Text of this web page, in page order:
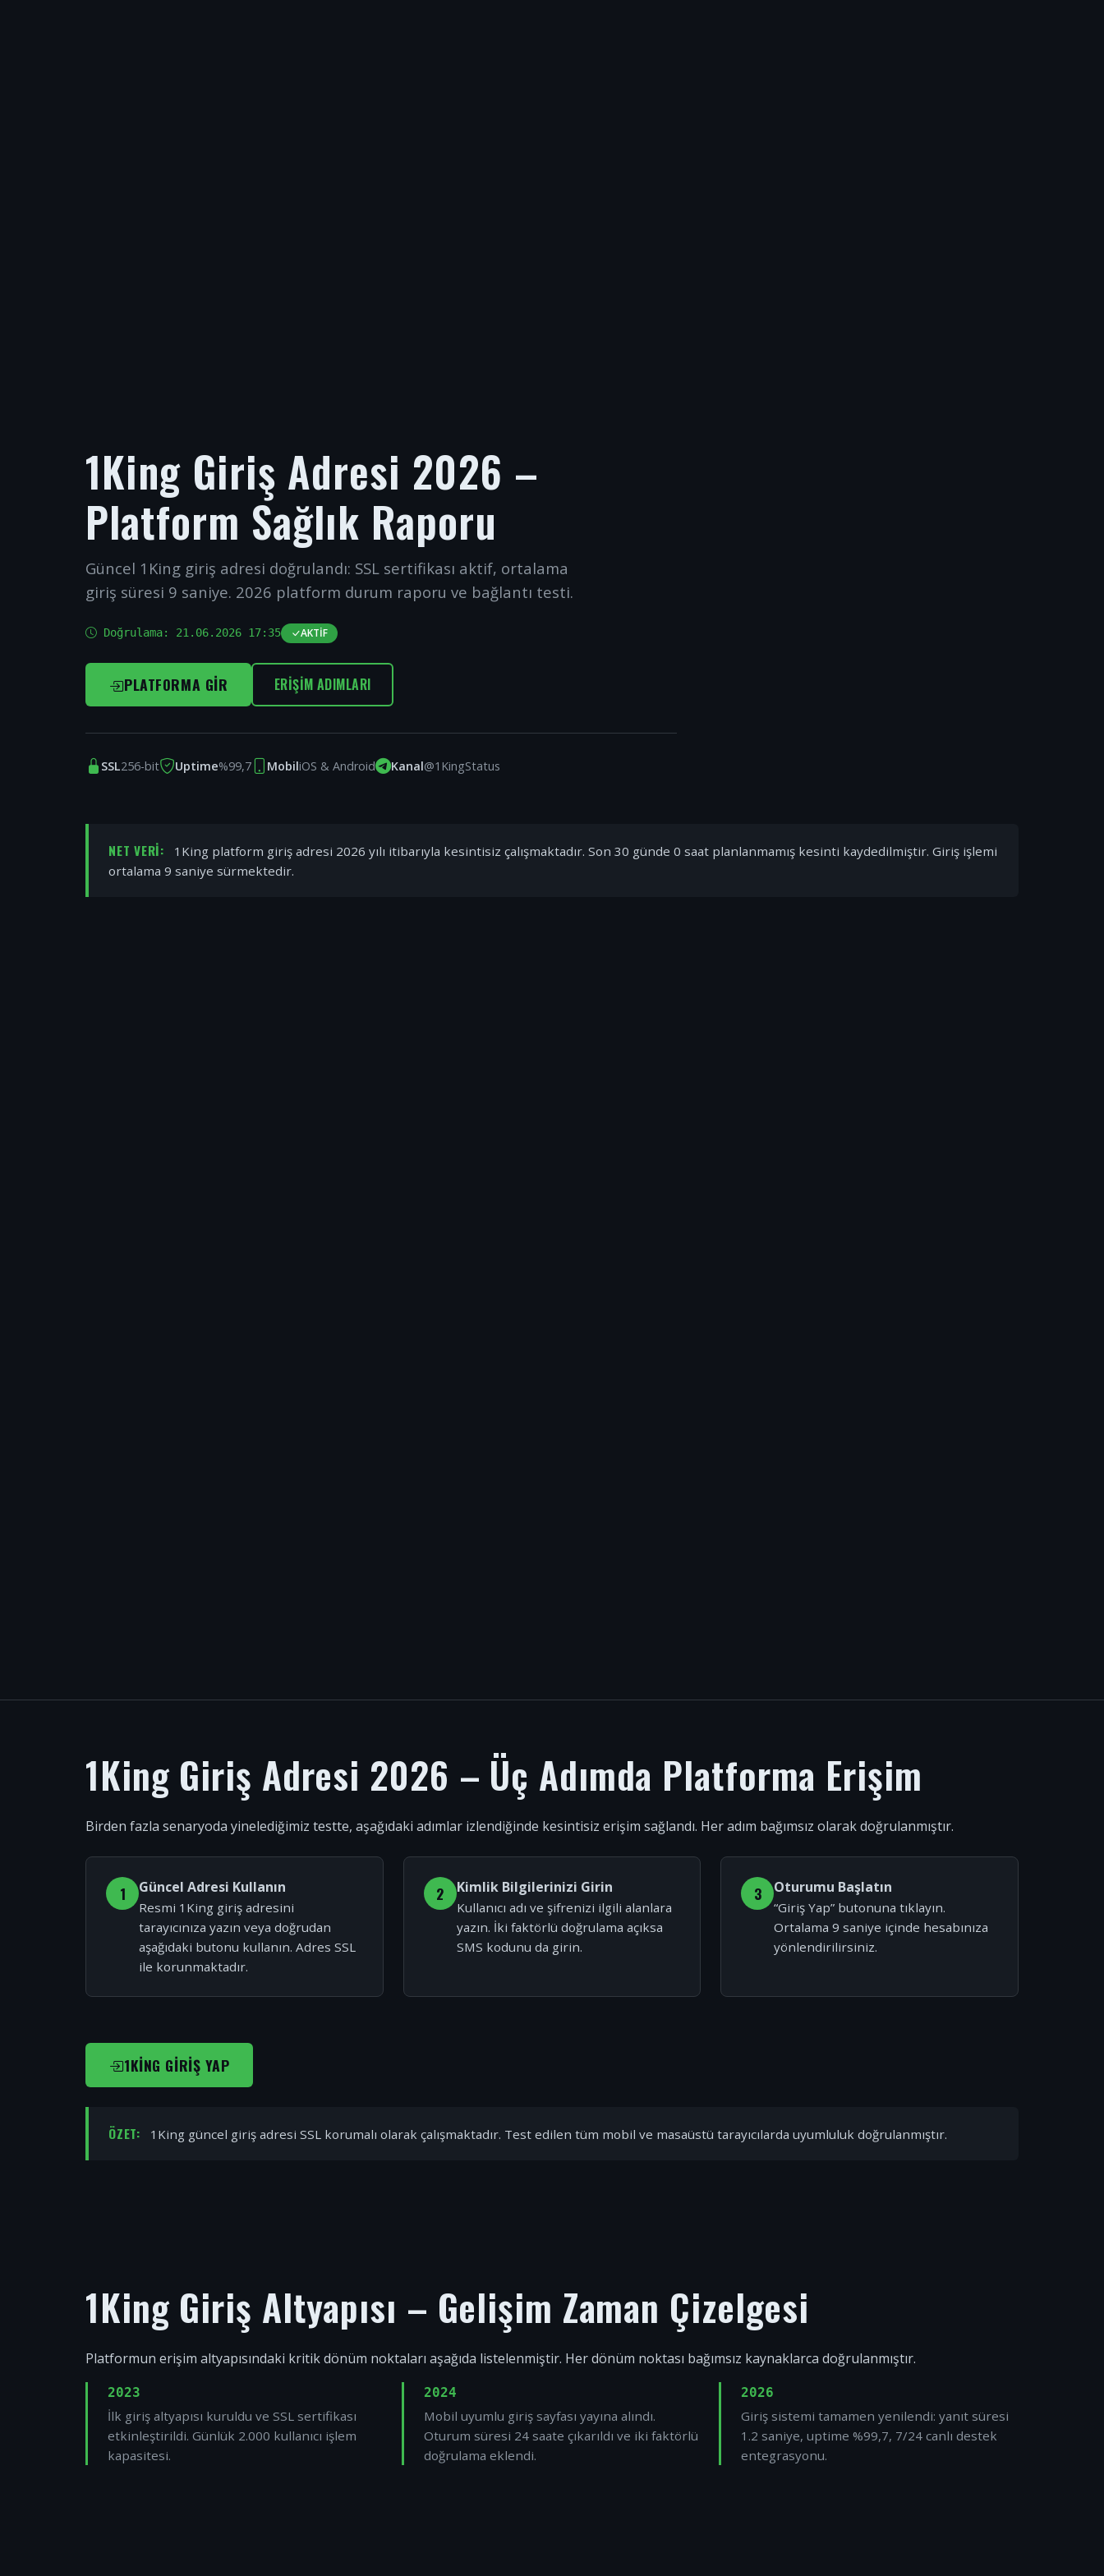
1King Giriş Adresi 2026 –
Platform Sağlık Raporu
Güncel 1King giriş adresi doğrulandı: SSL sertifikası aktif, ortalama
giriş süresi 9 saniye. 2026 platform durum raporu ve bağlantı testi.
Doğrulama: 21.06.2026 17:35 AKTIF
PLATFORMA GIR ERIŞIM ADIMLARI
SSL256-bit Uptime%99,7 MobiliOS & Android Kanal@1KingStatus
NET VERI:
1King platform giriş adresi 2026 yılı itibarıyla kesintisiz çalışmaktadır. Son 30 günde 0 saat planlanmamış kesinti kaydedilmiştir. Giriş işlemi
ortalama 9 saniye sürmektedir.
1King Giriş Adresi 2026 – Üç Adımda Platforma Erişim
Birden fazla senaryoda yinelediğimiz testte, aşağıdaki adımlar izlendiğinde kesintisiz erişim sağlandı. Her adım bağımsız olarak doğrulanmıştır.
1 Güncel Adresi Kullanın
Resmi 1King giriş adresini
tarayıcınıza yazın veya doğrudan
aşağıdaki butonu kullanın. Adres SSL
ile korunmaktadır.
2 Kimlik Bilgilerinizi Girin
Kullanıcı adı ve şifrenizi ilgili alanlara
yazın. İki faktörlü doğrulama açıksa
SMS kodunu da girin.
3 Oturumu Başlatın
“Giriş Yap” butonuna tıklayın.
Ortalama 9 saniye içinde hesabınıza
yönlendirilirsiniz.
1KING GIRIŞ YAP
ÖZET: 1King güncel giriş adresi SSL korumalı olarak çalışmaktadır. Test edilen tüm mobil ve masaüstü tarayıcılarda uyumluluk doğrulanmıştır.
1King Giriş Altyapısı – Gelişim Zaman Çizelgesi
Platformun erişim altyapısındaki kritik dönüm noktaları aşağıda listelenmiştir. Her dönüm noktası bağımsız kaynaklarca doğrulanmıştır.
2023
İlk giriş altyapısı kuruldu ve SSL sertifikası
etkinleştirildi. Günlük 2.000 kullanıcı işlem
kapasitesi.
2024
Mobil uyumlu giriş sayfası yayına alındı.
Oturum süresi 24 saate çıkarıldı ve iki faktörlü
doğrulama eklendi.
2026
Giriş sistemi tamamen yenilendi: yanıt süresi
1.2 saniye, uptime %99,7, 7/24 canlı destek
entegrasyonu.